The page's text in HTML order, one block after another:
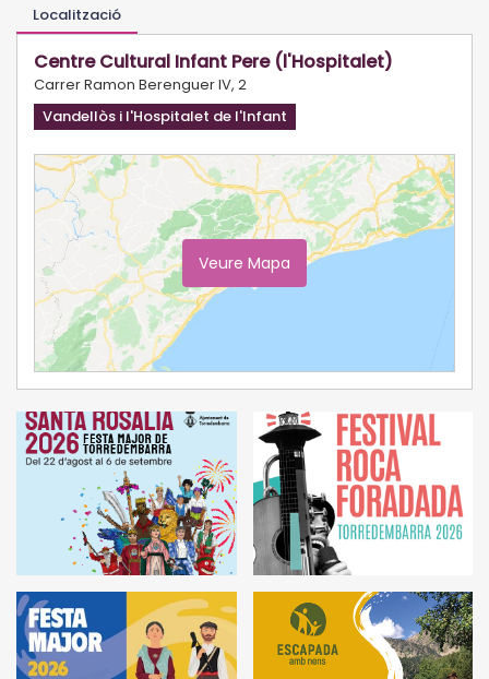
Localització
Centre Cultural Infant Pere (l'Hospitalet)
Carrer Ramon Berenguer IV, 2
Vandellòs i l'Hospitalet de l'Infant
Veure Mapa